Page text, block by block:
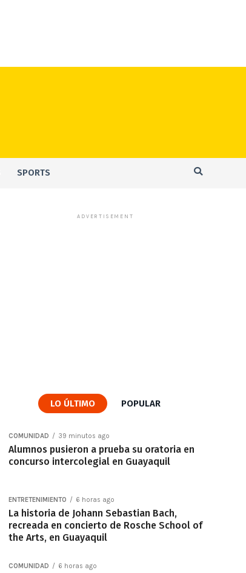
SPORTS
ADVERTISEMENT
LO ÚLTIMO POPULAR
COMUNIDAD 39 minutos ago
Alumnos pusieron a prueba su oratoria en
concurso intercolegial en Guayaquil
ENTRETENIMIENTO 6 horas ago
La historia de Johann Sebastian Bach,
recreada en concierto de Rosche School of
the Arts, en Guayaquil
COMUNIDAD 6 horas ago